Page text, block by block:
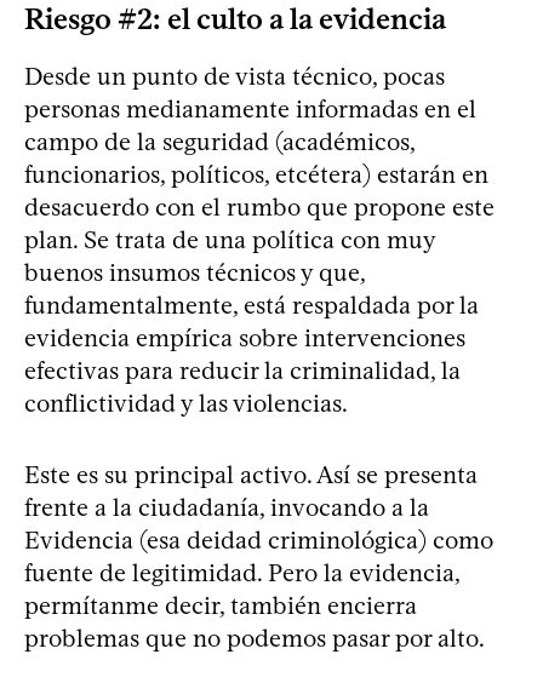
Riesgo #2: el culto a la evidencia
Desde un punto de vista técnico, pocas
personas medianamente informadas en el
campo de la seguridad (académicos,
funcionarios, políticos, etcétera) estarán en
desacuerdo con el rumbo que propone este
plan. Se trata de una política con muy
buenos insumos técnicos y que,
fundamentalmente, está respaldada por la
evidencia empírica sobre intervenciones
efectivas para reducir la criminalidad, la
conflictividad y las violencias.
Este es su principal activo. Así se presenta
frente a la ciudadanía, invocando a la
Evidencia (esa deidad criminológica) como
fuente de legitimidad. Pero la evidencia,
permítanme decir, también encierra
problemas que no podemos pasar por alto.